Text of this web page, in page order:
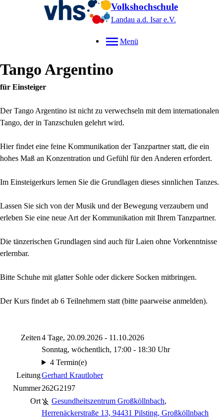
Volkshochschule
Landau a.d. Isare.V.
Menü
Tango Argentino
für Einsteiger
Der Tango Argentino ist nicht zu verwechseln mit dem internationalen
Tango, der in Tanzschulen gelehrt wird.
Hier findet eine feine Kommunikation der Tanzpartner statt, die ein
hohes Maß an Konzentration und Gefühl für den Anderen erfordert.
Im Einsteigerkurs lernen Sie die Grundlagen dieses sinnlichen Tanzes.
Lassen Sie sich von der Musik und der Bewegung verzaubern und
erleben Sie eine neue Art der Kommunikation mit Ihrem Tanzpartner.
Die tänzerischen Grundlagen sind auch für Laien ohne Vorkenntnisse
erlernbar.
Bitte Schuhe mit glatter Sohle oder dickere Socken mitbringen.
Der Kurs findet ab 6 Teilnehmern statt (bitte paarweise anmelden).
Zeiten4 Tage, 20.09.2026 - 11.10.2026
Sonntag, wöchentlich, 17:00 - 18:30 Uhr
4 Termin(e)
LeitungGerhard Krautloher
Nummer262G2197
Ort
Gesundheitszentrum Großköllnbach,
Herrenäckerstraße 13, 94431 Pilsting, Großköllnbach